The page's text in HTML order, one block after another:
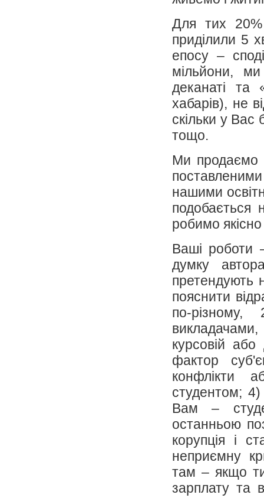
Для тих 20%
приділили 5
епосу –
мільйони,
деканаті та
хабарів), не
скільки у Вас
тощо.
Ми продаємо
нашими
робимо якісно
Ваші роботи
думку
претендують
пояснити
по-
курсовій
фактор
конфлікти
студентом;
Вам –
останньою
корупція і
неприємну
там – якщо
зарплату та